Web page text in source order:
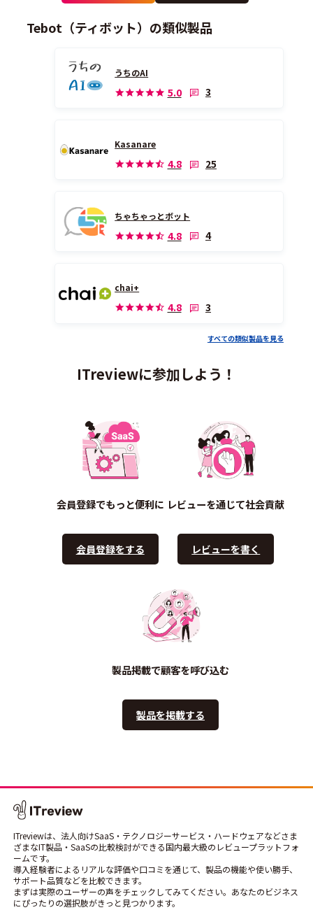
Tebot（ティボット）の類似製品
うちのAI
5.0 3
Kasanare
4.8 25
ちゃちゃっとボット
4.8 4
chai+
4.8 3
すべての類似製品を見る
ITreviewに参加しよう！
会員登録でもっと便利に
会員登録をする
レビューを通じて社会貢献
レビューを書く
製品掲載で顧客を呼び込む
製品を掲載する
ITreviewは、法人向けSaaS・テクノロジーサービス・ハードウェアなどさま
ざまなIT製品・SaaSの比較検討ができる国内最大級のレビュープラットフォ
ームです。
導入経験者によるリアルな評価や口コミを通じて、製品の機能や使い勝手、
サポート品質などを比較できます。
まずは実際のユーザーの声をチェックしてみてください。あなたのビジネス
にぴったりの選択肢がきっと見つかります。